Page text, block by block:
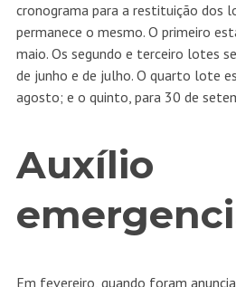
cronograma para a restituição dos
permanece o mesmo. O primeiro
maio. Os segundo e terceiro lotes
de junho e de julho. O quarto lote
agosto; e o quinto, para 30 de
Auxílio
Em fevereiro, quando foram